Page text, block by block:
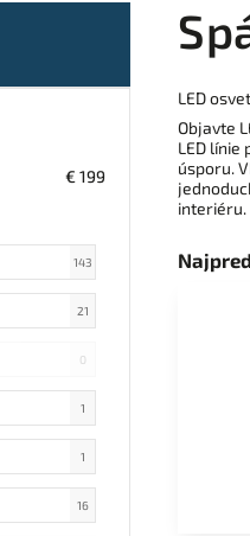
€ 199
143
21
0
1
1
16
LED
Objavte
LED línie
úsporu.
interiéru.